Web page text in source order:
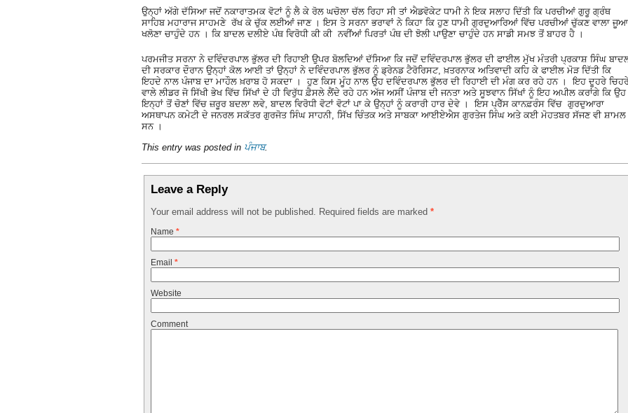
ਉਨ੍ਹਾਂ ਅੱਗੇ ਦੱਸਿਆ ਜਦੋਂ ਨਕਾਰਾਤਮਕ ਵੋਟਾਂ ਨੂੰ ਲੈ ਕੇ ਰੋਲ ਘਚੋਲਾ ਚੱਲ ਰਿਹਾ ਸੀ ਤਾਂ ਐਡਵੋਕੇਟ ਧਾਮੀ ਨੇ ਇਕ ਸਲਾਹ ਦਿੱਤੀ ਕਿ ਪਰਚੀਆਂ ਗੁਰੂ ਗ੍ਰੰਥ
ਸਾਹਿਬ ਮਹਾਰਾਜ ਸਾਹਮਣੇ ਰੱਖ ਕੇ ਚੁੱਕ ਲਈਆਂ ਜਾਣ । ਇਸ ਤੇ ਸਰਨਾ ਭਰਾਵਾਂ ਨੇ ਕਿਹਾ ਕਿ ਹੁਣ ਧਾਮੀ ਗੁਰਦੁਆਰਿਆਂ ਵਿੱਚ ਪਰਚੀਆਂ ਚੁੱਕਣ ਵਾਲਾ ਜੂਆ
ਖਲੋਣਾ ਚਾਹੁੰਦੇ ਹਨ । ਕਿ ਬਾਦਲ ਦਲੀਏ ਪੰਥ ਵਿਰੋਧੀ ਕੀ ਕੀ ਨਵੀਂਆਂ ਪਿਰਤਾਂ ਪੰਥ ਦੀ ਝੋਲੀ ਪਾਉਣਾ ਚਾਹੁੰਦੇ ਹਨ ਸਾਡੀ ਸਮਝ ਤੋਂ ਬਾਹਰ ਹੈ ।
ਪਰਮਜੀਤ ਸਰਨਾ ਨੇ ਦਵਿੰਦਰਪਾਲ ਭੁੱਲਰ ਦੀ ਰਿਹਾਈ ਉਪਰ ਬੋਲਦਿਆਂ ਦੱਸਿਆ ਕਿ ਜਦੋਂ ਦਵਿੰਦਰਪਾਲ ਭੁੱਲਰ ਦੀ ਫਾਈਲ ਮੁੱਖ ਮੰਤਰੀ ਪ੍ਰਕਾਸ਼ ਸਿੰਘ
ਦੀ ਸਰਕਾਰ ਦੌਰਾਨ ਉਨ੍ਹਾਂ ਕੋਲ ਆਈ ਤਾਂ ਉਨ੍ਹਾਂ ਨੇ ਦਵਿੰਦਰਪਾਲ ਭੁੱਲਰ ਨੂੰ ਡ੍ਰੇਨਡ ਟੈਰੋਰਿਸਟ, ਖ਼ਤਰਨਾਕ ਅਤਿਵਾਦੀ ਕਹਿ ਕੇ ਫਾਈਲ ਮੋੜ ਦਿੱਤੀ ਕਿ
ਇਹਦੇ ਨਾਲ ਪੰਜਾਬ ਦਾ ਮਾਹੌਲ ਖ਼ਰਾਬ ਹੋ ਸਕਦਾ । ਹੁਣ ਕਿਸ ਮੂੰਹ ਨਾਲ ਉਹ ਦਵਿੰਦਰਪਾਲ ਭੁੱਲਰ ਦੀ ਰਿਹਾਈ ਦੀ ਮੰਗ ਕਰ ਰਹੇ ਹਨ । ਇਹ ਦੂਹਰੇ
ਵਾਲੇ ਲੀਡਰ ਜੋ ਸਿੱਖੀ ਭੇਖ ਵਿੱਚ ਸਿੱਖਾਂ ਦੇ ਹੀ ਵਿਰੁੱਧ ਫ਼ੈਸਲੇ ਲੈਂਦੇ ਰਹੇ ਹਨ ਅੱਜ ਅਸੀਂ ਪੰਜਾਬ ਦੀ ਜਨਤਾ ਅਤੇ ਸੂਝਵਾਨ ਸਿੱਖਾਂ ਨੂੰ ਇਹ ਅਪੀਲ ਕਰਾਂਗੇ ਕਿ ਉਹ
ਇਨ੍ਹਾਂ ਤੋਂ ਚੋਣਾਂ ਵਿੱਚ ਜ਼ਰੂਰ ਬਦਲਾ ਲਵੇ, ਬਾਦਲ ਵਿਰੋਧੀ ਵੋਟਾਂ ਵੋਟਾਂ ਪਾ ਕੇ ਉਨ੍ਹਾਂ ਨੂੰ ਕਰਾਰੀ ਹਾਰ ਦੇਵੇ । ਇਸ ਪ੍ਰੈੱਸ ਕਾਨਫ਼ਰੰਸ ਵਿੱਚ ਗੁਰਦੁਆਰਾ
ਅਸਥਾਪਨ ਕਮੇਟੀ ਦੇ ਜਨਰਲ ਸਕੱਤਰ ਗੁਰਜੋਤ ਸਿੰਘ ਸਾਹਨੀ, ਸਿੱਖ ਚਿੰਤਕ ਅਤੇ ਸਾਬਕਾ ਆਈਏਐਸ ਗੁਰਤੇਜ ਸਿੰਘ ਅਤੇ ਕਈ ਮੋਹਤਬਰ ਸੱਜਣ ਵੀ ਸ਼ਾਮਲ
ਸਨ ।
This entry was posted in ਪੰਜਾਬ.
Leave a Reply
Your email address will not be published. Required fields are marked *
Name *
Email *
Website
Comment